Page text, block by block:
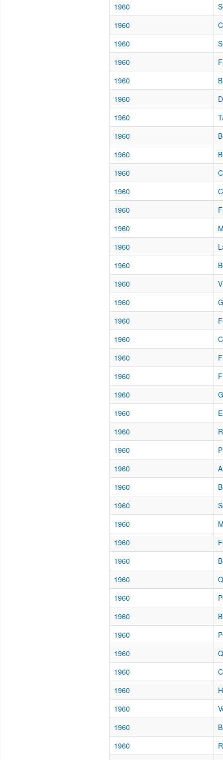
1960
1960
1960
1960
1960
1960
1960
1960
1960
1960
1960
1960
1960
1960
1960
1960
1960
1960
1960
1960
1960
1960
1960
1960
1960
1960
1960
1960
1960
1960
1960
1960
1960
1960
1960
1960
1960
1960
1960
1960
1960